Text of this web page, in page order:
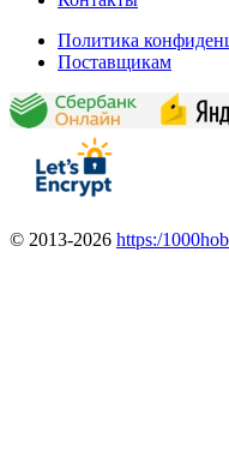
Политика
Поставщикам
© 2013-2026 https:/